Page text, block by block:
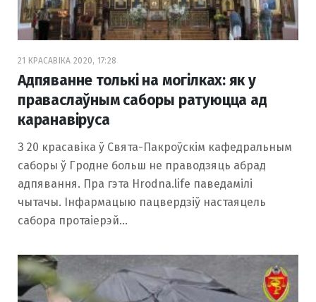
21 КРАСАВІКА 2020, 17:28
Адпяванне толькі на могілках: як у
праваслаўным саборы ратуюцца ад
каранавіруса
З 20 красавіка ў Свята-Пакроўскім кафедральным
саборы ў Гродне больш не праводзяць абрад
адпявання. Пра гэта Hrodna.life паведамілі
чытачы. Інфармацыю пацвердзіў настаяцель
сабора протаіерэй…